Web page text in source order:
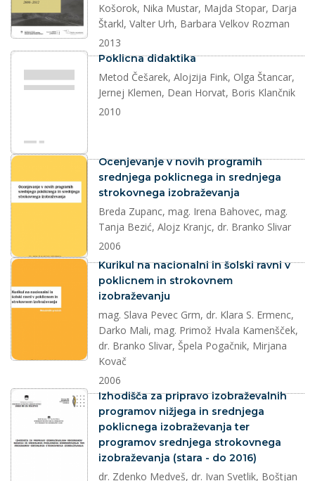
Košorok, Nika Mustar, Majda Stopar, Darja
Štarkl, Valter Urh, Barbara Velkov Rozman
2013
dokument
Poklicna didaktika
Metod Češarek, Alojzija Fink, Olga Štancar,
Jernej Klemen, Dean Horvat, Boris Klančnik
2010
dokument
Ocenjevanje v novih programih
srednjega poklicnega in srednjega
strokovnega izobraževanja
Breda Zupanc, mag. Irena Bahovec, mag.
Tanja Bezić, Alojz Kranjc, dr. Branko Slivar
2006
dokument
Kurikul na nacionalni in šolski ravni v
poklicnem in strokovnem
izobraževanju
mag. Slava Pevec Grm, dr. Klara S. Ermenc,
Darko Mali, mag. Primož Hvala Kamenšček,
dr. Branko Slivar, Špela Pogačnik, Mirjana
Kovač
2006
dokument
Izhodišča za pripravo izobraževalnih
programov nižjega in srednjega
poklicnega izobraževanja ter
programov srednjega strokovnega
izobraževanja (stara - do 2016)
dr. Zdenko Medveš, dr. Ivan Svetlik, Boštjan